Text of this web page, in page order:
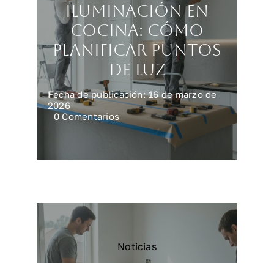
Iluminación en
cocina: cómo
planificar puntos
de luz
Fecha de publicación: 16 de marzo de
2026
0 Comentarioson
Iluminación
cómo
luz
Noticias